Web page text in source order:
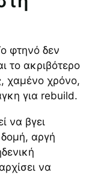
φτηνό δεν
το ακριβότερο
χαμένο χρόνο,
για rebuild.
να βγει
αργή
να